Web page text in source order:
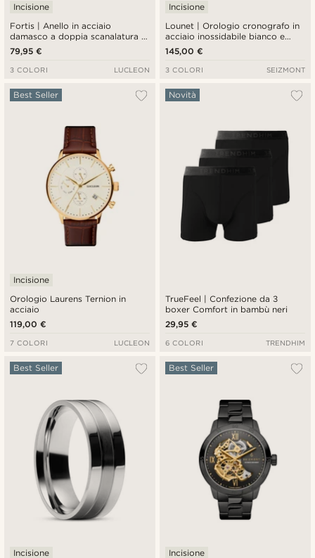
Fortis | Anello in acciaio
damasco a doppia scanalatura e
titanio blu da 7 mm
Incisione
79,95 €
3 COLORI LUCLEON
Lounet | Orologio cronografo in
acciaio inossidabile bianco e
argento
Incisione
145,00 €
3 COLORI SEIZMONT
Orologio Laurens Ternion in
acciaio
Best Seller
Incisione
119,00 €
7 COLORI LUCLEON
TrueFeel | Confezione da 3
boxer Comfort in bambù neri
Novità
29,95 €
6 COLORI TRENDHIM
Best Seller
Incisione
Best Seller
Incisione